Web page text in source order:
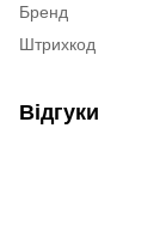
Бренд
Штрихкод
Відгуки